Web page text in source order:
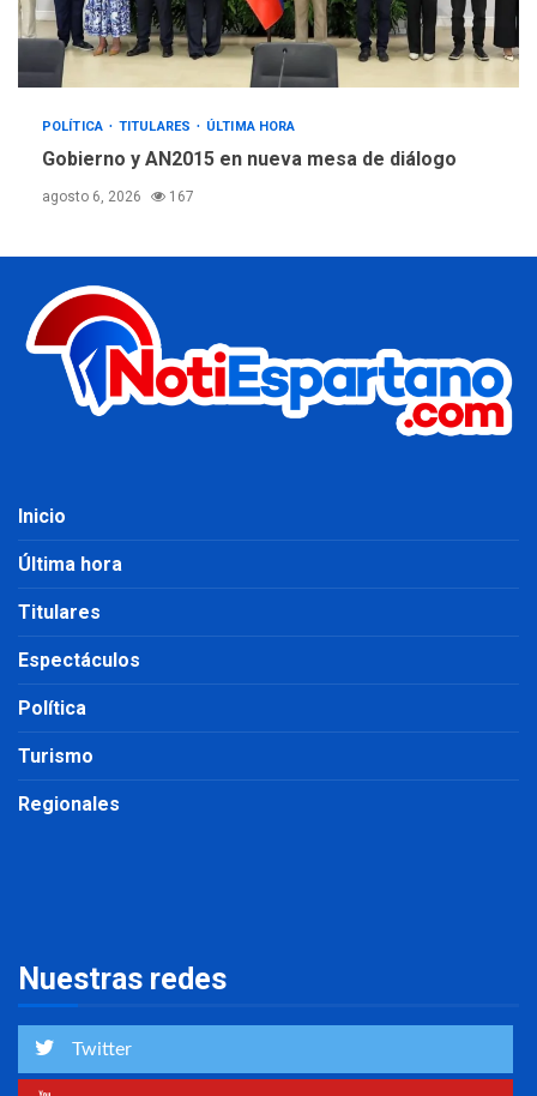
POLÍTICA TITULARES ÚLTIMA HORA
Gobierno y AN2015 en nueva mesa de diálogo
agosto 6, 2026 167
Inicio
Última hora
Titulares
Espectáculos
Política
Turismo
Regionales
Nuestras redes
Twitter